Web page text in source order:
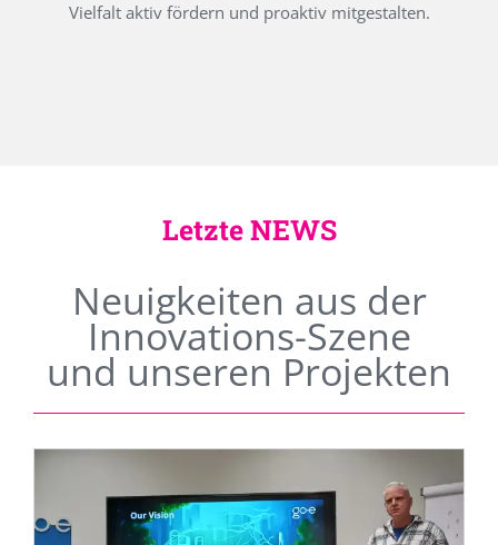
Vielfalt aktiv fördern und proaktiv mitgestalten.
Letzte NEWS
Neuigkeiten aus der
Innovations-Szene
und unseren Projekten